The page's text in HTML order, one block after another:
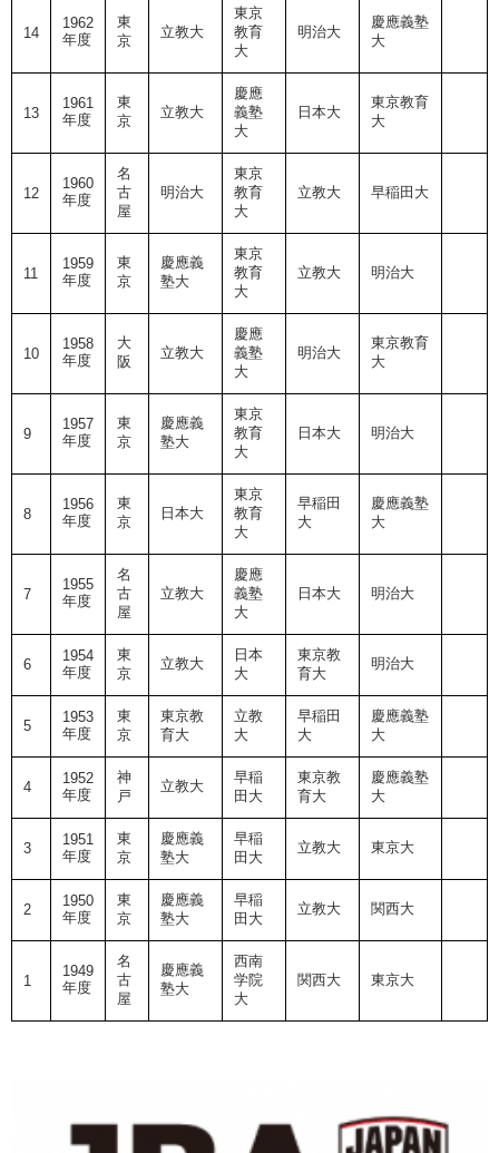
14
1962
年度
東
京
立教大
東京
教育
大
明治大
慶應義塾
大
13
1961
年度
東
京
立教大
慶應
義塾
大
日本大
東京教育
大
12
1960
年度
名
古
屋
明治大
東京
教育
大
立教大 早稲田大
11
1959
年度
東
京
慶應義
塾大
東京
教育
大
立教大 明治大
10
1958
年度
大
阪
立教大
慶應
義塾
大
明治大
東京教育
大
9
1957
年度
東
京
慶應義
塾大
東京
教育
大
日本大 明治大
8
1956
年度
東
京
日本大
東京
教育
大
早稲田
大
慶應義塾
大
7
1955
年度
名
古
屋
立教大
慶應
義塾
大
日本大 明治大
6
1954
年度
東
京
立教大
日本
大
東京教
育大
明治大
5
1953
年度
東
京
東京教
育大
立教
大
早稲田
大
慶應義塾
大
4
1952
年度
神
戸
立教大
早稲
田大
東京教
育大
慶應義塾
大
3
1951
年度
東
京
慶應義
塾大
早稲
田大
立教大 東京大
2
1950
年度
東
京
慶應義
塾大
早稲
田大
立教大 関西大
1
1949
年度
名
古
屋
慶應義
塾大
西南
学院
大
関西大 東京大